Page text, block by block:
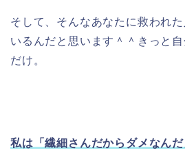
そして、そんなあなたに救われ
いるんだと思います＾＾きっと
だけ。
私は「繊細さんだからダメなん